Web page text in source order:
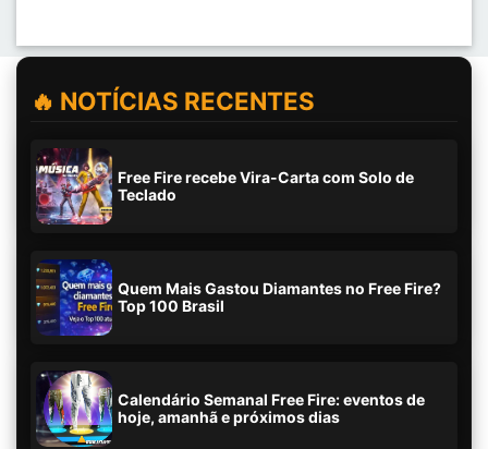
🔥 NOTÍCIAS RECENTES
Free Fire recebe Vira-Carta com Solo de
Teclado
Quem Mais Gastou Diamantes no Free Fire?
Top 100 Brasil
Calendário Semanal Free Fire: eventos de
hoje, amanhã e próximos dias